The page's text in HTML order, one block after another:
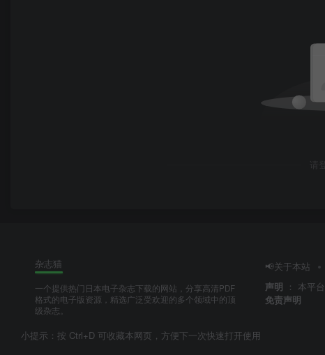
请
杂志猫
一个提供热门日本电子杂志下载的网站，分享高清PDF
格式的电子版资源，精选广泛受欢迎的多个领域中的顶
级杂志。
📢关于本站
声明 ： 本平
免责声明
小提示：按 Ctrl+D 可收藏本网页，方便下一次快速打开使用